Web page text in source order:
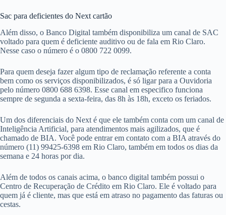
Sac para deficientes do Next cartão
Além disso, o Banco Digital também disponibiliza um canal de SAC
voltado para quem é deficiente auditivo ou de fala em Rio Claro.
Nesse caso o número é o 0800 722 0099.
Para quem deseja fazer algum tipo de reclamação referente a conta
bem como os serviços disponibilizados, é só ligar para a Ouvidoria
pelo número 0800 688 6398. Esse canal em especifico funciona
sempre de segunda a sexta-feira, das 8h às 18h, exceto os feriados.
Um dos diferenciais do Next é que ele também conta com um canal de
Inteligência Artificial, para atendimentos mais agilizados, que é
chamado de BIA. Você pode entrar em contato com a BIA através do
número (11) 99425-6398 em Rio Claro, também em todos os dias da
semana e 24 horas por dia.
Além de todos os canais acima, o banco digital também possui o
Centro de Recuperação de Crédito em Rio Claro. Ele é voltado para
quem já é cliente, mas que está em atraso no pagamento das faturas ou
cestas.